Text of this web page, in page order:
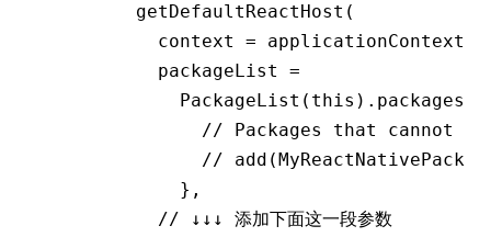
    getDefaultReactHost
(
      context
= applicationContext,
      packageList
=
        PackageList
( this ).packages.
// Packages that cannot
//
        },
      // ↓↓↓ 添加下面这一段参数